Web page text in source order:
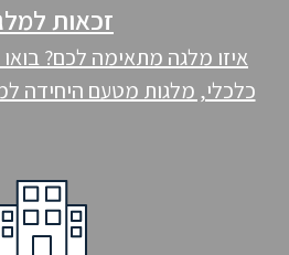
זכאות
איזו מלגה מתאימה לכם?
כלכלי, מלגות מטעם היחידה